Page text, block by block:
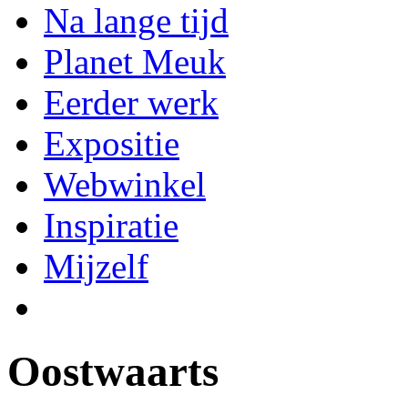
Na lange tijd
Planet Meuk
Eerder werk
Expositie
Webwinkel
Inspiratie
Mijzelf
Oostwaarts